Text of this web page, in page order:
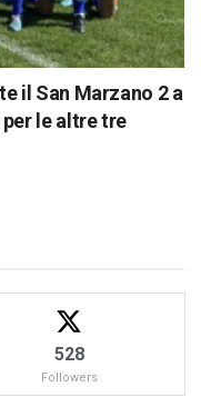
il San Marzano 2 a
per le altre tre
528
Followers